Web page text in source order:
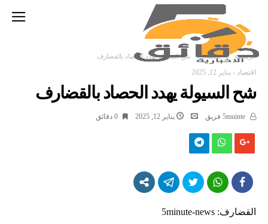
‫الرئيسية‬ اقتصاد شح السيولة يهدد الحصاد بالقضارف
اقتصاد - يناير 12, 2025
شح السيولة يهدد الحصاد بالقضارف
يناير 12, 2025 0 ‫دقائق‬
القضارف: 5minute-news